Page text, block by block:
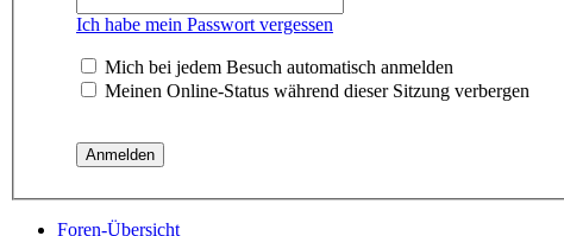
Ich habe mein Passwort vergessen
Mich bei jedem Besuch automatisch anmelden
Meinen Online-Status während dieser Sitzung verbergen
Foren-Übersicht